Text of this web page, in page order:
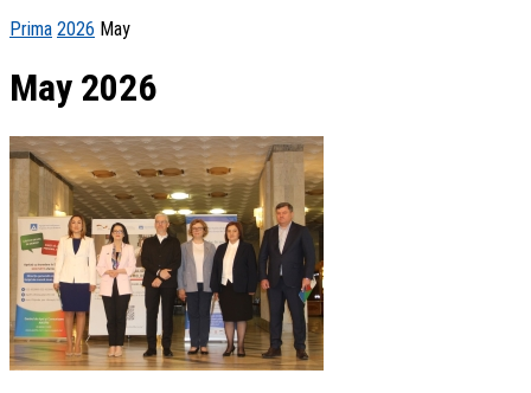
Prima 2026 May
May 2026